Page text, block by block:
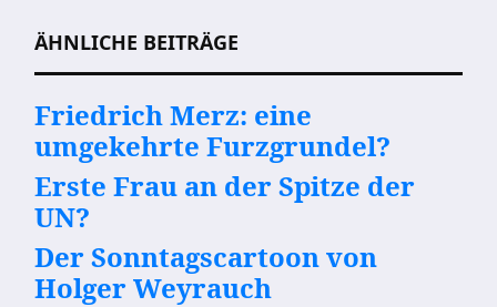
ÄHNLICHE BEITRÄGE
Friedrich Merz: eine
umgekehrte Furzgrundel?
Erste Frau an der Spitze der
UN?
Der Sonntagscartoon von
Holger Weyrauch